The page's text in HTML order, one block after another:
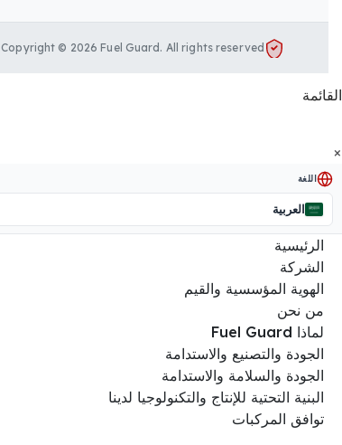
Copyright © 2026 Fuel Guard. All rights reserved
القائمة
×
اللغة
العربية
الرئيسية
الشركة
الهوية المؤسسية والقيم
من نحن
لماذا Fuel Guard
الجودة والتصنيع والاستدامة
الجودة والسلامة والاستدامة
البنية التحتية للإنتاج والتكنولوجيا لدينا
توافق المركبات